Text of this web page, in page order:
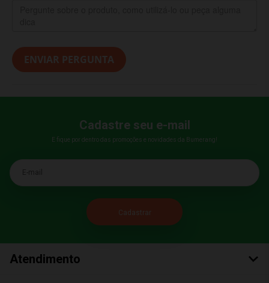
ENVIAR PERGUNTA
Cadastre seu e-mail
E fique por dentro das promoções e novidades da Bumerang!
E-mail
Atendimento